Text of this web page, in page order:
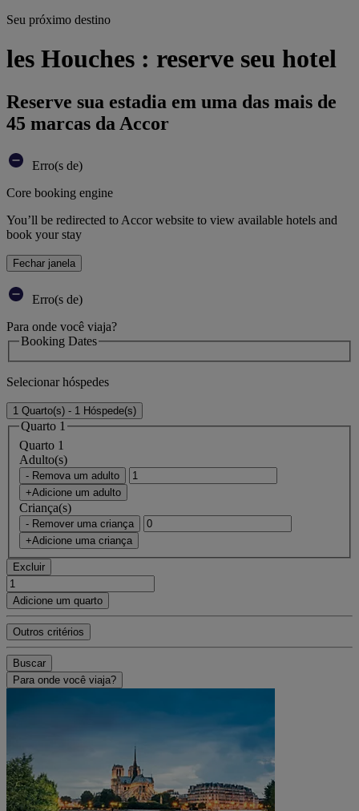
Seu próximo destino
les Houches : reserve seu hotel
Reserve sua estadia em uma das mais de
45 marcas da Accor
Erro(s de)
Core booking engine
You’ll be redirected to Accor website to view available hotels and
book your stay
Fechar janela
Erro(s de)
Para onde você viaja?
Booking Dates
Selecionar hóspedes
1 Quarto(s) - 1 Hóspede(s)
Quarto 1
Quarto 1
Adulto(s)
- Remova um adulto
+Adicione um adulto
Criança(s)
- Remover uma criança
+Adicione uma criança
Excluir
Adicione um quarto
Outros critérios
Buscar
Para onde você viaja?